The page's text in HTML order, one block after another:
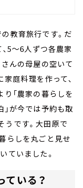
教育旅行です。だ
5～6人ずつ各農家
んの母屋の空いて
家庭料理を作って、
り「農家の暮らしを
」が今では予約も取
うです。大田原で
らしを丸ごと見せ
ていました。
いる？